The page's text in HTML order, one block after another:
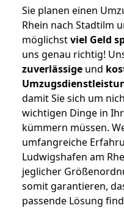
Sie planen einen
Rhein nach Stadtilm
möglichstviel Geld
uns genau richtig!
zuverlässige und
damit Sie sich um
wichtigen Dinge in
kümmern müssen.
umfangreiche
Ludwigshafen am
jeglicher
somit garantieren,
passende Lösung